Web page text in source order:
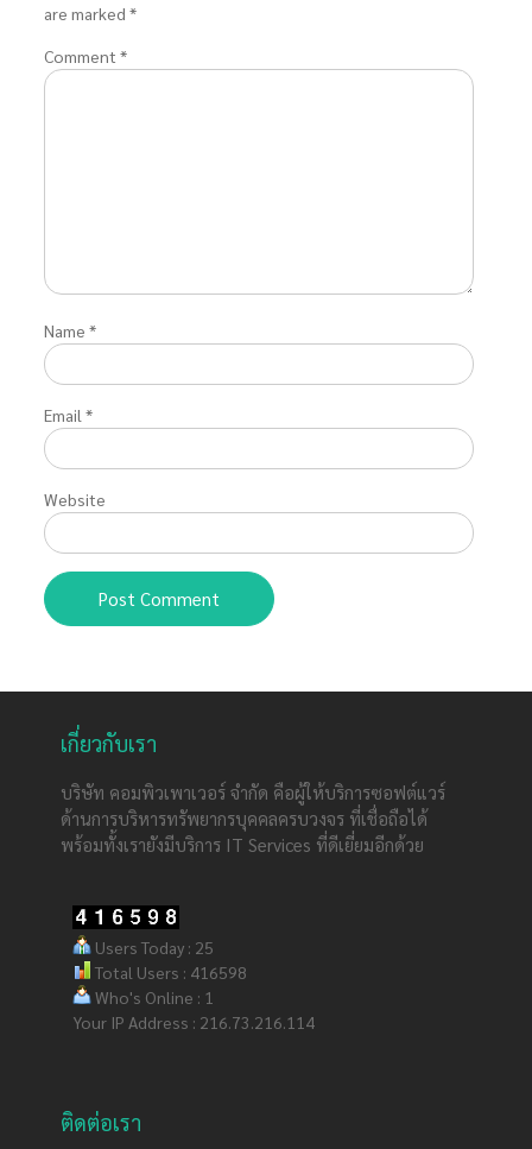
are marked*
Comment*
Name*
Email*
Website
เกี่ยวกับเรา
บริษัท คอมพิวเพาเวอร์ จำกัด คือผู้ให้บริการซอฟต์แวร์
ด้านการบริหารทรัพยากรบุคคลครบวงจร ที่เชื่อถือได้
พร้อมทั้งเรายังมีบริการ IT Services ที่ดีเยี่ยมอีกด้วย
Users Today : 25
Total Users : 416598
Who's Online : 1
Your IP Address : 216.73.216.114
ติดต่อเรา